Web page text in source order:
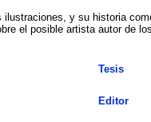
y su historia
el posible artista autor de
Tesis
Editor